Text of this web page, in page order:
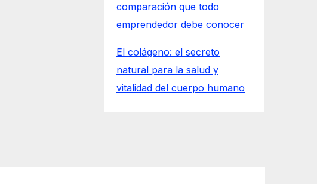
comparación que todo
emprendedor debe conocer
El colágeno: el secreto
natural para la salud y
vitalidad del cuerpo humano